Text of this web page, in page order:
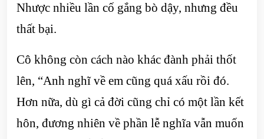
Nhược nhiều lần cố gắng bò dậy, nhưng đều
thất bại.
Cô không còn cách nào khác đành phải thốt
lên, “Anh nghĩ về em cũng quá xấu rồi đó.
Hơn nữa, dù gì cả đời cũng chỉ có một lần kết
hôn, đương nhiên về phần lễ nghĩa vẫn muốn